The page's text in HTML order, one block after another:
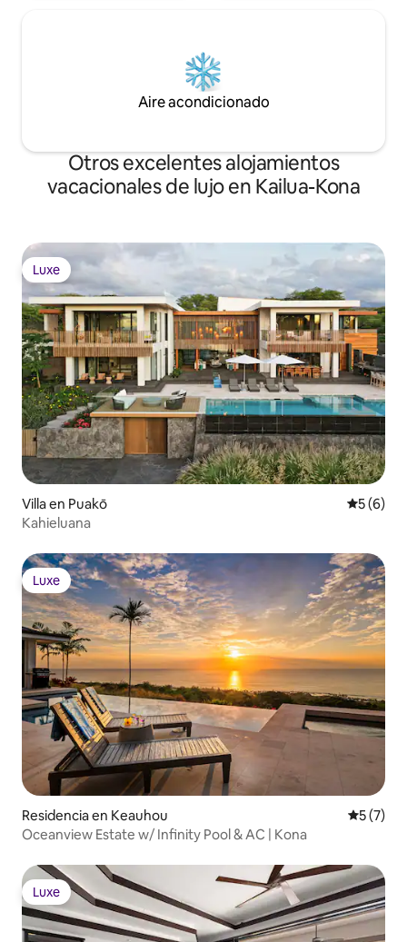
Aire acondicionado
Otros excelentes alojamientos
vacacionales de lujo en Kailua-Kona
Luxe
Luxe
Villa en Puakō
5 (6)
Kahieluana
Luxe
Luxe
Residencia en Keauhou
5 (7)
Oceanview Estate w/ Infinity Pool & AC | Kona
Luxe
Luxe